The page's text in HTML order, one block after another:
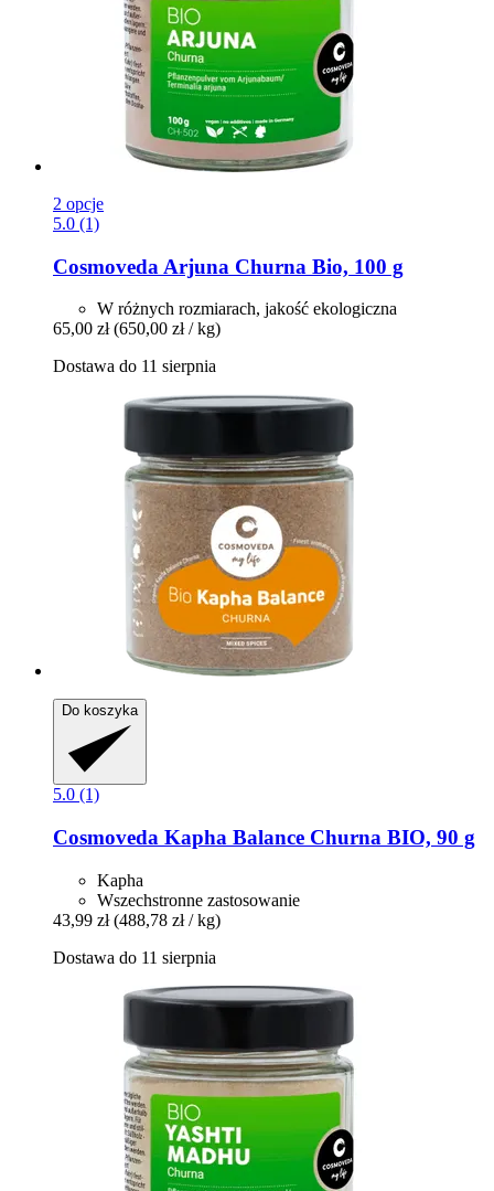
2 opcje
5.0 (1)
Cosmoveda Arjuna Churna Bio, 100 g
W różnych rozmiarach, jakość ekologiczna
65,00 zł (650,00 zł / kg)
Dostawa do 11 sierpnia
Do koszyka
5.0 (1)
Cosmoveda Kapha Balance Churna BIO, 90 g
Kapha
Wszechstronne zastosowanie
43,99 zł (488,78 zł / kg)
Dostawa do 11 sierpnia